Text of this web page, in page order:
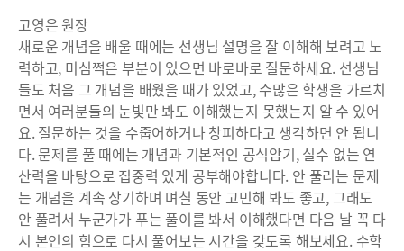
고영은 원장
새로운 개념을 배울 때에는 선생님 설명을 잘 이해해 보려고 노
력하고, 미심쩍은 부분이 있으면 바로바로 질문하세요. 선생님
들도 처음 그 개념을 배웠을 때가 있었고, 수많은 학생을 가르치
면서 여러분들의 눈빛만 봐도 이해했는지 못했는지 알 수 있어
요. 질문하는 것을 수줍어하거나 창피하다고 생각하면 안 됩니
다. 문제를 풀 때에는 개념과 기본적인 공식암기, 실수 없는 연
산력을 바탕으로 집중력 있게 공부해야합니다. 안 풀리는 문제
는 개념을 계속 상기하며 며칠 동안 고민해 봐도 좋고, 그래도
안 풀려서 누군가가 푸는 풀이를 봐서 이해했다면 다음 날 꼭 다
시 본인의 힘으로 다시 풀어보는 시간을 갖도록 해보세요. 수학